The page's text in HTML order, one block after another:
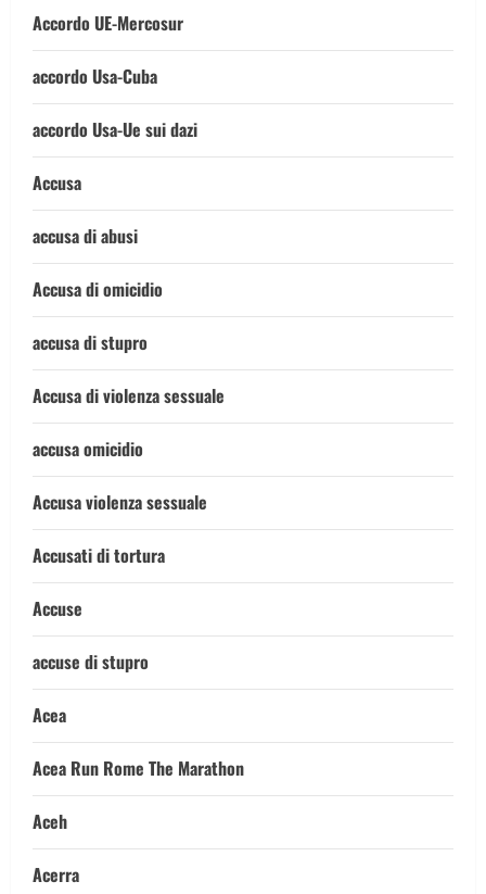
Accordo UE-Mercosur
accordo Usa-Cuba
accordo Usa-Ue sui dazi
Accusa
accusa di abusi
Accusa di omicidio
accusa di stupro
Accusa di violenza sessuale
accusa omicidio
Accusa violenza sessuale
Accusati di tortura
Accuse
accuse di stupro
Acea
Acea Run Rome The Marathon
Aceh
Acerra